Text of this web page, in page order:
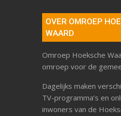
OVER OMROEP
WAARD
Omroep Hoeksche
omroep voor de
Dagelijks maken
TV-programma’s en
inwoners van de